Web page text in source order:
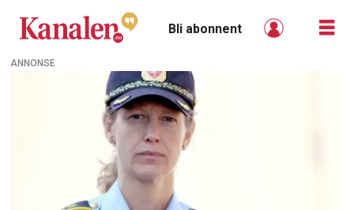
Bli abonnent
knivtrusler
ANNONSE